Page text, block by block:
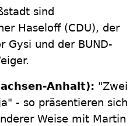
sind
Haseloff (CDU), der
Gysi und der BUND-
Anhalt): "Zwei
- so präsentieren sich
Weise mit Martin